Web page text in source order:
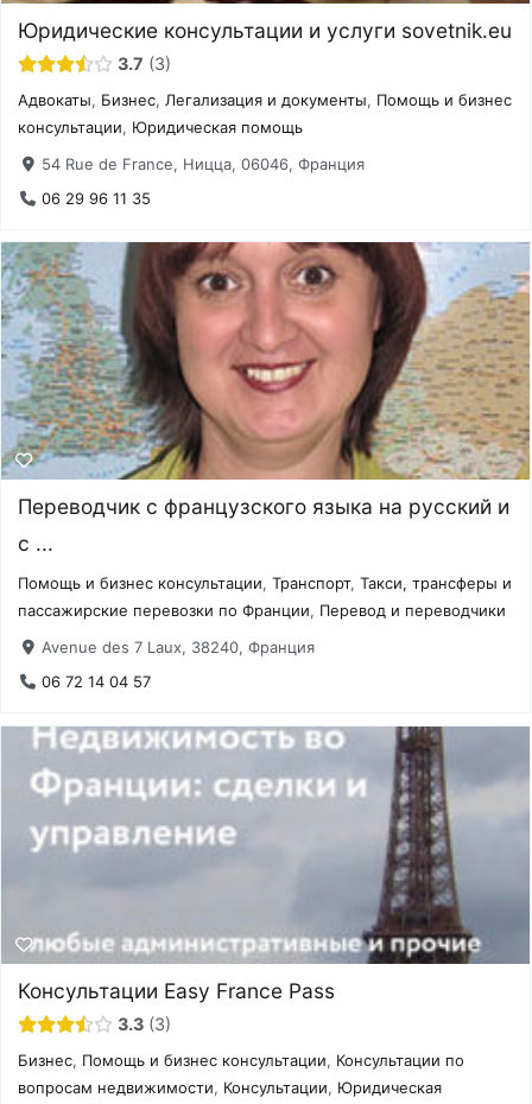
Юридические консультации и услуги sovetnik.eu
3.7 3
Адвокаты, Бизнес, Легализация и документы, Помощь и бизнес
консультации, Юридическая помощь
54 Rue de France, Ницца, 06046, Франция
06 29 96 11 35
Переводчик с французского языка на русский и
с ...
Помощь и бизнес консультации,Транспорт,Такси, трансферы и
пассажирские перевозки по Франции, Перевод и переводчики
Avenue des 7 Laux, 38240, Франция
06 72 14 04 57
Консультации Easy France Pass
3.3 3
Бизнес, Помощь и бизнес консультации, Консультации по
вопросам недвижимости, Консультации, Юридическая